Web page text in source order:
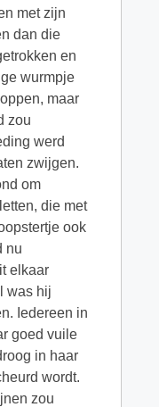
met zijn
dan die
en
wurmpje
maar
zou
werd
zwijgen.
om
die met
ook
nu
elkaar
was hij
Iedereen in
goed vuile
in haar
wordt.
zou